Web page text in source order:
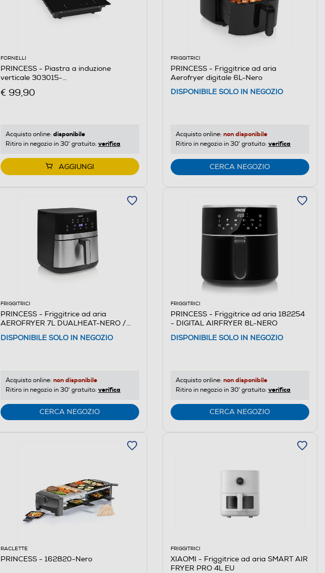
FORNELLI
PRINCESS - Piastra a induzione
verticale 303015-
€ 99,90
Acquisto online: disponibile
Ritiro in negozio in 30' gratuito: verifica
AGGIUNGI
FRIGGITRICI
PRINCESS - Friggitrice ad aria
Aerofryer digitale 6L-Nero
DISPONIBILE SOLO IN NEGOZIO
Acquisto online: non disponibile
Ritiro in negozio in 30' gratuito: verifica
CERCA NEGOZIO
FRIGGITRICI
PRINCESS - Friggitrice ad aria
AEROFRYER 7L DUALHEAT-NERO /
DISPONIBILE SOLO IN NEGOZIO
Acquisto online: non disponibile
Ritiro in negozio in 30' gratuito: verifica
CERCA NEGOZIO
FRIGGITRICI
PRINCESS - Friggitrice ad aria 182254
- DIGITAL AIRFRYER 8L-NERO
DISPONIBILE SOLO IN NEGOZIO
Acquisto online: non disponibile
Ritiro in negozio in 30' gratuito: verifica
CERCA NEGOZIO
RACLETTE
PRINCESS - 162820-Nero
FRIGGITRICI
XIAOMI - Friggitrice ad aria SMART AIR
FRYER PRO 4L EU